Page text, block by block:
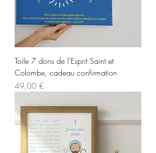
Toile 7 dons de l’Esprit Saint et
Colombe, cadeau confirmation
Prix
49,00 €